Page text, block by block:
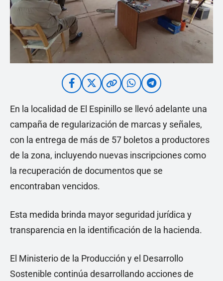
En la localidad de El Espinillo se llevó adelante una
campaña de regularización de marcas y señales,
con la entrega de más de 57 boletos a productores
de la zona, incluyendo nuevas inscripciones como
la recuperación de documentos que se
encontraban vencidos.
Esta medida brinda mayor seguridad jurídica y
transparencia en la identificación de la hacienda.
El Ministerio de la Producción y el Desarrollo
Sostenible continúa desarrollando acciones de